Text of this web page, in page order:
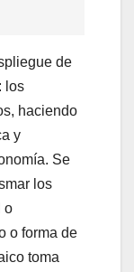
de
los
haciendo
y
Se
los
o
o forma de
toma